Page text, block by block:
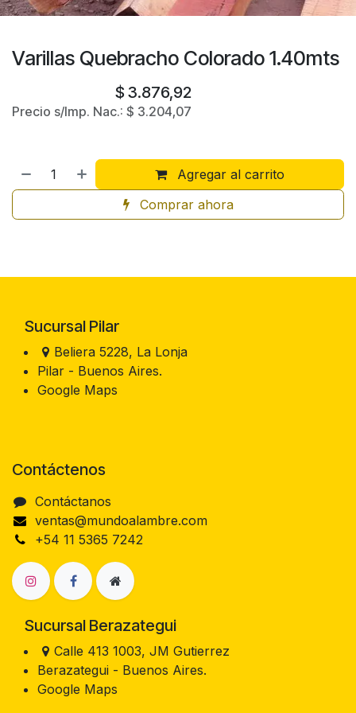
Varillas Quebracho Colorado 1.40mts
$ 3.876,92
Precio s/Imp. Nac.: $ 3.204,07
Agregar al carrito
Comprar ahora
Sucursal Pilar
Beliera 5228, La Lonja
Pilar - Buenos Aires.
Google Maps
Contáctenos
Contáctanos
ventas@mundoalambre.com
+54 11 5365 7242
Sucursal Berazategui
Calle 413 1003, JM Gutierrez
Berazategui - Buenos Aires.
Google Maps